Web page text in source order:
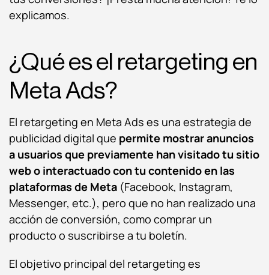
explicamos.
¿Qué es el retargeting en
Meta Ads?
El retargeting en Meta Ads es una estrategia de
publicidad digital que permite mostrar anuncios
a usuarios que previamente han visitado tu sitio
web o interactuado con tu contenido en las
plataformas de Meta (Facebook, Instagram,
Messenger, etc.), pero que no han realizado una
acción de conversión, como comprar un
producto o suscribirse a tu boletín.
El objetivo principal del retargeting es